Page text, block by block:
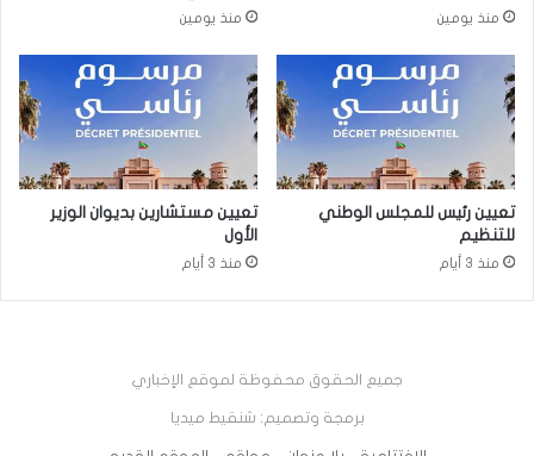
منذ يومين منذ يومين
تعيين رئيس للمجلس الوطني
للتنظيم
منذ 3 أيام
تعيين مستشارين بديوان الوزير
الأول
منذ 3 أيام
جميع الحقوق محفوظة لموقع الإخباري
برمجة وتصميم: شنقيط ميديا